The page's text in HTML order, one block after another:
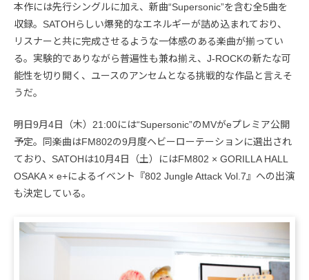
本作には先行シングルに加え、新曲“Supersonic”を含む全5曲を
収録。SATOHらしい爆発的なエネルギーが詰め込まれており、
リスナーと共に完成させるような一体感のある楽曲が揃ってい
る。実験的でありながら普遍性も兼ね揃え、J-ROCKの新たな可
能性を切り開く、ユースのアンセムとなる挑戦的な作品と言えそ
うだ。
明日9月4日（木）21:00には“Supersonic”のMVがeプレミア公開
予定。同楽曲はFM802の9月度ヘビーローテーションに選出され
ており、SATOHは10月4日（土）にはFM802 × GORILLA HALL
OSAKA × e+によるイベント『802 Jungle Attack Vol.7』への出演
も決定している。